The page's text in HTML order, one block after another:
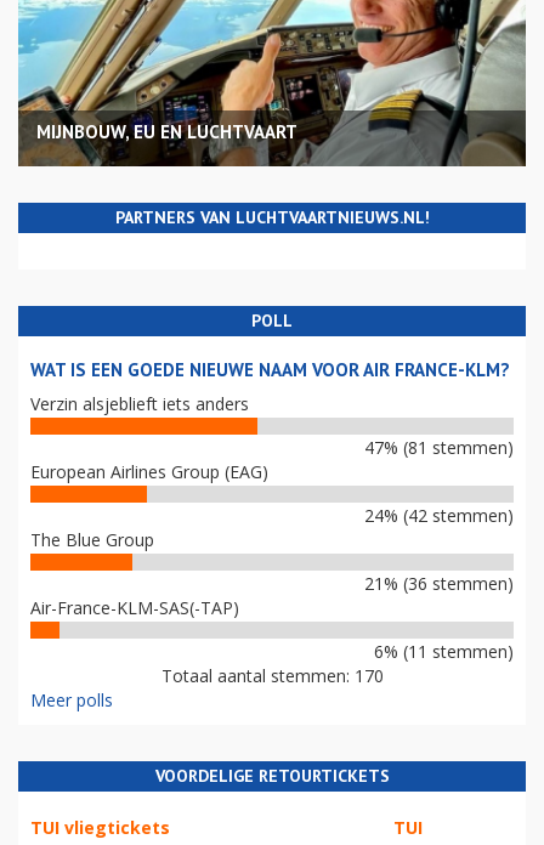
MIJNBOUW, EU EN LUCHTVAART
PARTNERS VAN LUCHTVAARTNIEUWS.NL!
POLL
WAT IS EEN GOEDE NIEUWE NAAM VOOR AIR FRANCE-KLM?
Verzin alsjeblieft iets anders
47% (81 stemmen)
European Airlines Group (EAG)
24% (42 stemmen)
The Blue Group
21% (36 stemmen)
Air-France-KLM-SAS(-TAP)
6% (11 stemmen)
Totaal aantal stemmen: 170
Meer polls
VOORDELIGE RETOURTICKETS
TUI vliegtickets TUI